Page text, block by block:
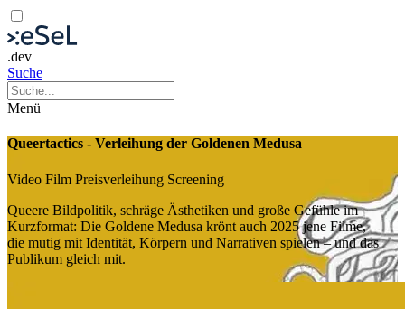
.dev
Suche
Menü
Queertactics - Verleihung der Goldenen Medusa
Video Film Preisverleihung Screening
Queere Bildpolitik, schräge Ästhetiken und große Gefühle im
Kurzformat: Die Goldene Medusa krönt auch 2025 jene Filme,
die mutig mit Identität, Körpern und Narrativen spielen – und das
Publikum gleich mit.